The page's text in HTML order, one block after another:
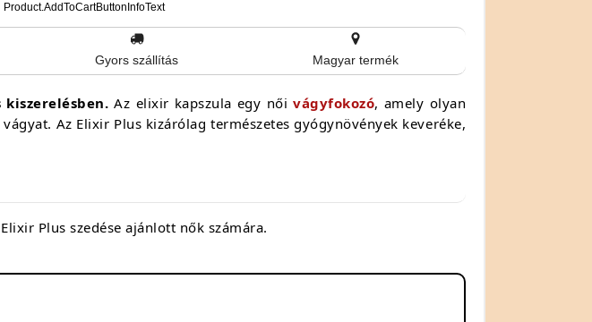
Product.AddToCartButtonInfoText
Gyors szállítás Magyar termék
kiszerelésben.Az elixir kapszula egy nőivágyfokozó, amely olyan
Az Elixir Plus kizárólag természetes gyógynövények keveréke,
Plus szedése ajánlott nők számára.